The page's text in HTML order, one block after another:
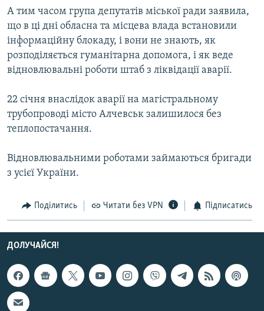
Усі сайти RFE/RL
А тим часом група депутатів міської ради заявила,
що в ці дні обласна та місцева влада встановили
інформаційну блокаду, і вони не знають, як
розподіляється гуманітарна допомога, і як веде
відновлювальні роботи штаб з ліквідації аварії.
22 січня внаслідок аварії на магістральному
трубопроводі місто Алчевськ залишилося без
теплопостачання.
Відновлювальними роботами займаються бригади
з усієї України.
Поділитись Читати без VPN Підписатись
ДОЛУЧАЙСЯ!